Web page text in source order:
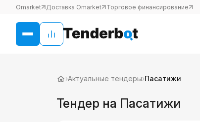
Omarket Доставка Omarket Торговое финансирование
›Актуальные тендеры›Пасатижи
Тендер на Пасатижи